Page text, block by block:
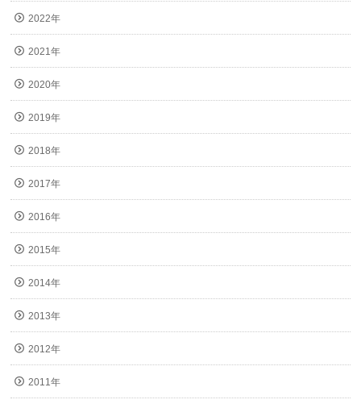
2022年
2021年
2020年
2019年
2018年
2017年
2016年
2015年
2014年
2013年
2012年
2011年